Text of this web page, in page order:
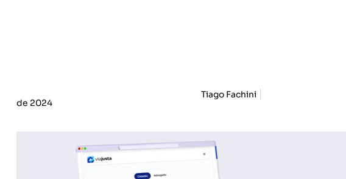
Tiago Fachini
de 2024